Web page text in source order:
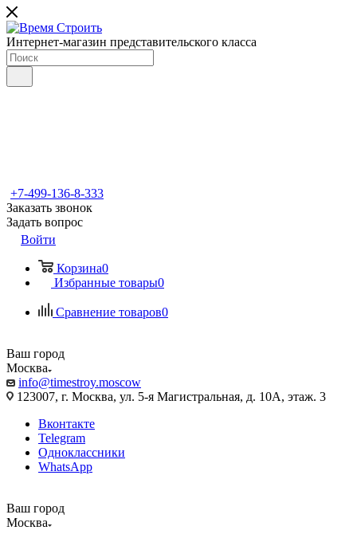
Интернет-магазин представительского класса
+7-499-136-8-333
Заказать звонок
Задать вопрос
Войти
Корзина0
Избранные товары0
Сравнение товаров0
Ваш город
Москва
info@timestroy.moscow
123007, г. Москва, ул. 5-я Магистральная, д. 10А, этаж. 3
Вконтакте
Telegram
Одноклассники
WhatsApp
Ваш город
Москва